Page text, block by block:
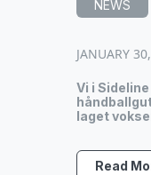
NEWS
JANUARY
Vi i
laget
Read